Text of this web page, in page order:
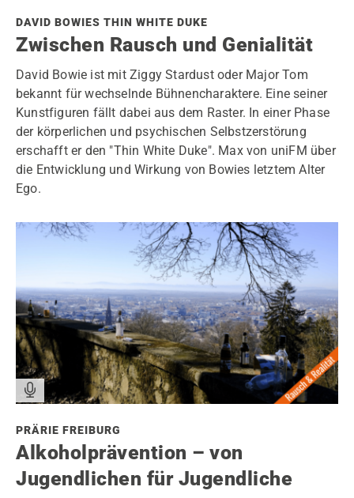
DAVID BOWIES THIN WHITE DUKE
Zwischen Rausch und Genialität
David Bowie ist mit Ziggy Stardust oder Major Tom
bekannt für wechselnde Bühnencharaktere. Eine seiner
Kunstfiguren fällt dabei aus dem Raster. In einer Phase
der körperlichen und psychischen Selbstzerstörung
erschafft er den "Thin White Duke". Max von uniFM über
die Entwicklung und Wirkung von Bowies letztem Alter
Ego.
PRÄRIE FREIBURG
Alkoholprävention – von
Jugendlichen für Jugendliche